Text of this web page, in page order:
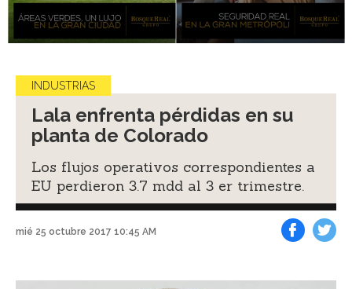
INDUSTRIAS
Lala enfrenta pérdidas en su
planta de Colorado
Los flujos operativos correspondientes a
EU perdieron 3.7 mdd al 3 er trimestre.
mié 25 octubre 2017 10:45 AM